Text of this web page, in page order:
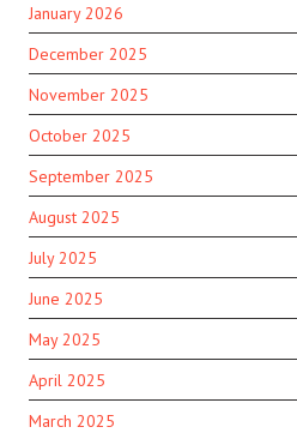
January 2026
December 2025
November 2025
October 2025
September 2025
August 2025
July 2025
June 2025
May 2025
April 2025
March 2025